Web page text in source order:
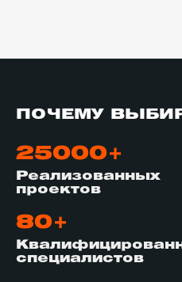
ПОЧЕМУ
25000+
Реализованных
проектов
80+
специалистов